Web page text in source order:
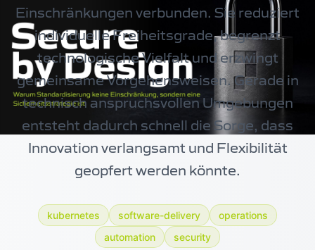
Einschränkungen verbunden. Sie reduziert
individuelle Freiheitsgrade, begrenzt
technologische Vielfalt und erzwingt
gemeinsame Vorgehensweisen. Gerade in
technisch anspruchsvollen Umgebungen
entsteht dadurch schnell die Sorge, dass
Innovation verlangsamt und Flexibilität
geopfert werden könnte.
kubernetes software-delivery
operations
automation
security